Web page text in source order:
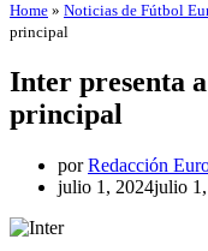
Home » Noticias de Fútbol
principal
Inter presenta
principal
porRedacción
julio 1, 2024julio